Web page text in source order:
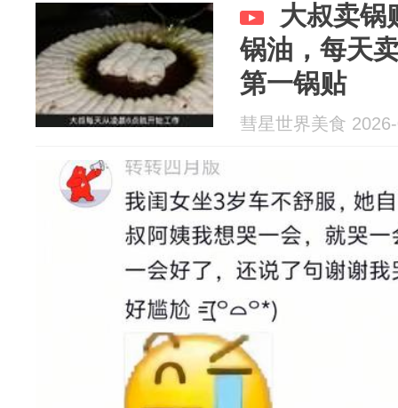
大叔卖锅
锅油，每天
第一锅贴
彗星世界美食